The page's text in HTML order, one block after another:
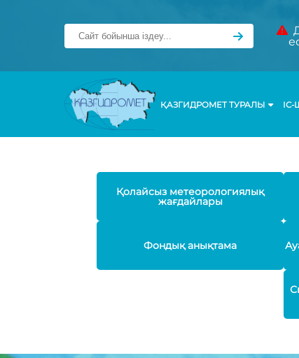
ҚАЗГИДРОМЕТ ТУРАЛЫ
Қолайсыз метеорологиялық
жағдайлары
Фондық анықтама